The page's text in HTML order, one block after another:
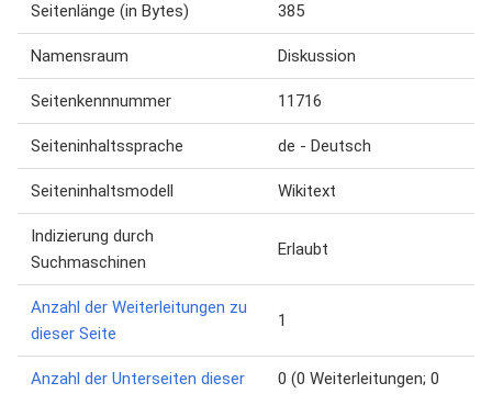
Seitenlänge (in Bytes) 385
Namensraum Diskussion
Seitenkennnummer 11716
Seiteninhaltssprache de - Deutsch
Seiteninhaltsmodell Wikitext
Indizierung durch
Suchmaschinen
Erlaubt
Anzahl der Weiterleitungen zu
dieser Seite
1
Anzahl der Unterseiten dieser
0 (0 Weiterleitungen; 0